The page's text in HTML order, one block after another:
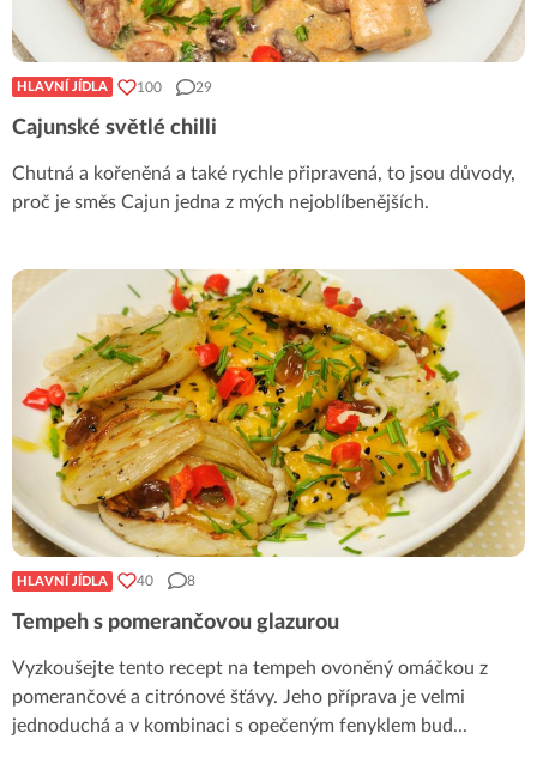
HLAVNÍ JÍDLA 100 29
Cajunské světlé chilli
Chutná a kořeněná a také rychle připravená, to jsou důvody,
proč je směs Cajun jedna z mých nejoblíbenějších.
HLAVNÍ JÍDLA 40 8
Tempeh s pomerančovou glazurou
Vyzkoušejte tento recept na tempeh ovoněný omáčkou z
pomerančové a citrónové šťávy. Jeho příprava je velmi
jednoduchá a v kombinaci s opečeným fenyklem bud...